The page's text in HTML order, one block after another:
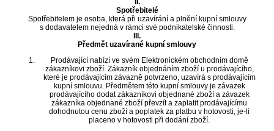
II.
Spotřebitelé
Spotřebitelem je osoba, která při uzavírání a plnění kupní smlouvy
s dodavatelem nejedná v rámci své podnikatelské činnosti.
III.
Předmět uzavírané kupní smlouvy
Prodávající nabízí ve svém Elektronickém obchodním domě
zákazníkovi zboží. Zákazník objednáním zboží u prodávajícího,
které je prodávajícím závazně potvrzeno, uzavírá s prodávajícím
kupní smlouvu. Předmětem této kupní smlouvy je závazek
prodávajícího dodat zákazníkovi objednané zboží a závazek
zákazníka objednané zboží převzít a zaplatit prodávajícímu
dohodnutou cenu zboží a poplatek za platbu v hotovosti, je-li
placeno v hotovosti při dodání zboží.